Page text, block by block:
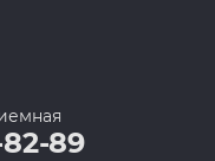
89